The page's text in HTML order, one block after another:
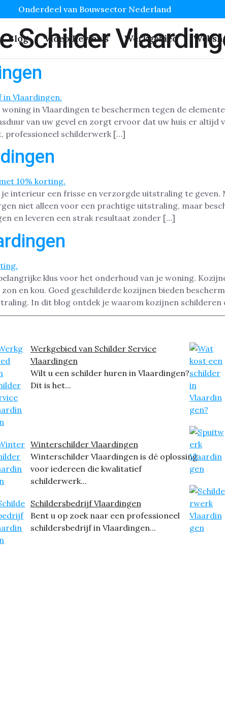
Onderdeel van Bouwsector Nederland
Blog Video Reviews Werkgebied
Schilder
in Vlaardingen te beschermen tegen de
van uw gevel en zorgt ervoor dat uw huis er altijd
professioneel schilderwerk […]
interieur een frisse en verzorgde uitstraling te geven.
niet alleen voor een prachtige uitstraling, maar
en leveren een strak resultaat zonder […]
klus voor het onderhoud van je woning.
en kou. Goed geschilderde kozijnen bieden
In dit blog ontdek je waarom kozijnen schilderen
Werkgebied van Schilder Service
Vlaardingen
Wilt u een schilder huren in Vlaardingen?
Dit is het...
Winterschilder Vlaardingen
Winterschilder Vlaardingen is dé oplossing
voor iedereen die kwalitatief
schilderwerk...
Schildersbedrijf Vlaardingen
Bent u op zoek naar een professioneel
schildersbedrijf in Vlaardingen...